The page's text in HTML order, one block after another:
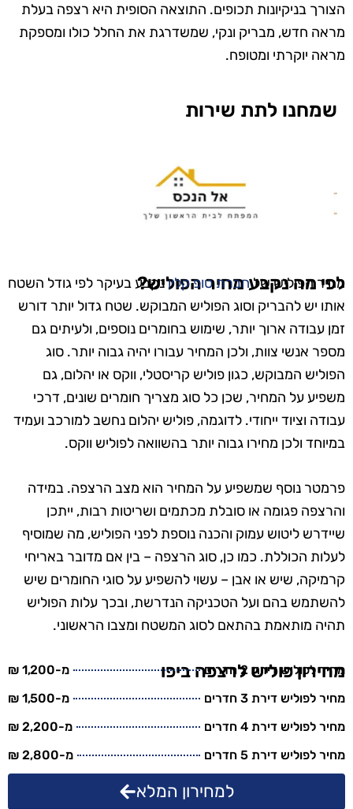
הצורך בניקיונות תכופים. התוצאה הסופית היא רצפה בעלת
מראה חדש, מבריק ונקי, שמשדרגת את החלל כולו ומספקת
מראה יוקרתי ומטופח.
שמחנו לתת שירות
לפי מה נקבע מחיר הפוליש?
מחיר הפוליש שלחברת טופ קליןנקבע בעיקר לפי גודל השטח
אותו יש להבריק וסוג הפוליש המבוקש. שטח גדול יותר דורש
זמן עבודה ארוך יותר, שימוש בחומרים נוספים, ולעיתים גם
מספר אנשי צוות, ולכן המחיר עבורו יהיה גבוה יותר. סוג
הפוליש המבוקש, כגון פוליש קריסטלי, ווקס או יהלום, גם
משפיע על המחיר, שכן כל סוג מצריך חומרים שונים, דרכי
עבודה וציוד ייחודי. לדוגמה, פוליש יהלום נחשב למורכב ועמיד
במיוחד ולכן מחירו גבוה יותר בהשוואה לפוליש ווקס.
פרמטר נוסף שמשפיע על המחיר הוא מצב הרצפה. במידה
והרצפה פגומה או סובלת מכתמים ושריטות רבות, ייתכן
שיידרש ליטוש עמוק והכנה נוספת לפני הפוליש, מה שמוסיף
לעלות הכוללת. כמו כן, סוג הרצפה – בין אם מדובר באריחי
קרמיקה, שיש או אבן – עשוי להשפיע על סוגי החומרים שיש
להשתמש בהם ועל הטכניקה הנדרשת, ובכך עלות הפוליש
תהיה מותאמת בהתאם לסוג המשטח ומצבו הראשוני.
מחירון פוליש לרצפה ביפו
מחיר לפוליש דירת 2 חדרים
מ-1,200 ₪
מחיר לפוליש דירת 3 חדרים
מ-1,500 ₪
מחיר לפוליש דירת 4 חדרים
מ-2,200 ₪
מחיר לפוליש דירת 5 חדרים
מ-2,800 ₪
למחירון המלא